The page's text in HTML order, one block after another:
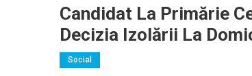
Candidat La Primărie
Decizia Izolării La
Social